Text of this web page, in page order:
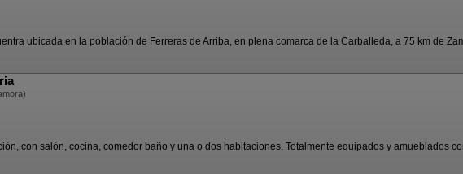
ubicada en la población de Ferreras de Arriba, en plena comarca de la Carballeda, a 75 km de
con salón, cocina, comedor baño y una o dos habitaciones. Totalmente equipados y amueblados